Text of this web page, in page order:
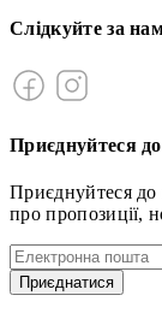
Слідкуйте за
Приєднуйтеся
Приєднуйтеся до
про пропозиції,
Приєднатися